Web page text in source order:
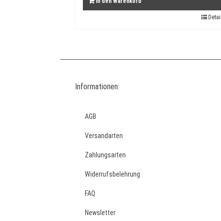
Informationen:
AGB
Versandarten
Zahlungsarten
Widerrufsbelehrung
FAQ
Newsletter